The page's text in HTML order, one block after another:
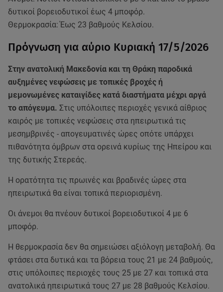
δυτικοί βορειοδυτικοί έως 4 μποφόρ.
Θερμοκρασία: Έως 23 βαθμούς Κελσίου.
Πρόγνωση για αύριο Κυριακή 17/5/2026
Στην ανατολική Μακεδονία και τη Θράκη παροδικά
αυξημένες νεφώσεις με τοπικές βροχές ή
μεμονωμένες καταιγίδες κατά διαστήματα μέχρι αργά
το απόγευμα. Στις υπόλοιπες περιοχές γενικά αίθριος
καιρός με τοπικές νεφώσεις στα ηπειρωτικά τις
μεσημβρινές - απογευματινές ώρες οπότε υπάρχει
πιθανότητα όμβρων στα ορεινά κυρίως της Ηπείρου και
της δυτικής Στερεάς.
Η ορατότητα τις πρωινές και βραδινές ώρες στα
ηπειρωτικά θα είναι τοπικά περιορισμένη.
Οι άνεμοι θα πνέουν δυτικοί βορειοδυτικοί 4 με 6
μποφόρ.
Η θερμοκρασία δεν θα σημειώσει αξιόλογη μεταβολή. Θα
φτάσει στα δυτικά και τα βόρεια τους 21 με 24 βαθμούς,
στις υπόλοιπες περιοχές τους 25 με 27 και τοπικά στα
ανατολικά ηπειρωτικά τους 27 με 28 βαθμούς Κελσίου.